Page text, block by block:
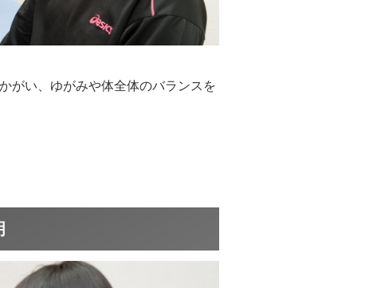
がい、ゆがみや体全体のバランスを